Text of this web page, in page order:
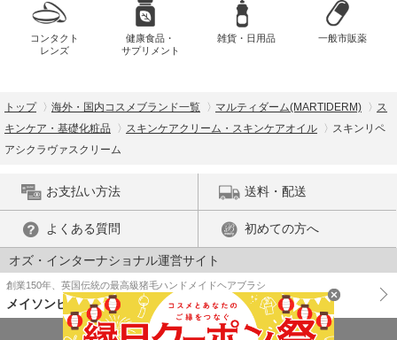
コンタクト
レンズ
健康食品・
サプリメント
雑貨・日用品 一般市販薬
トップ 海外・国内コスメブランド一覧 マルティダーム(MARTIDERM)
ス
キンケア・基礎化粧品
スキンケアクリーム・スキンケアオイル
スキンリペ
アシクラヴァスクリーム
お支払い方法 送料・配送
よくある質問 初めての方へ
オズ・インターナショナル運営サイト
創業150年、英国伝統の最高級猪毛ハンドメイドヘアブラシ
メイソンピアソン